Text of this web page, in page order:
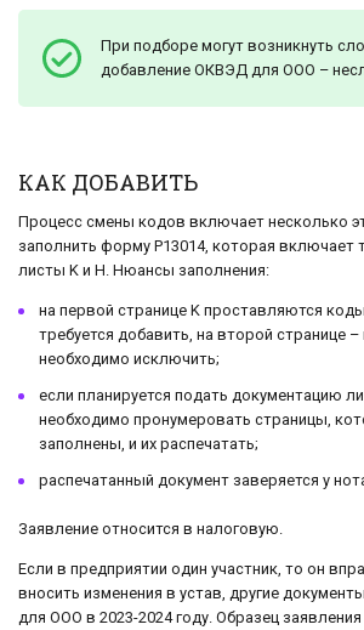
При подборе могут возникнуть
добавление ОКВЭД для ООО –
КАК ДОБАВИТЬ
Процесс смены кодов включает несколько
заполнить форму Р13014, которая включает
листы K и H. Нюансы заполнения:
на первой странице K проставляются
требуется добавить, на второй странице
необходимо исключить;
если планируется подать документацию
необходимо пронумеровать страницы,
заполнены, и их распечатать;
распечатанный документ заверяется у
Заявление относится в налоговую.
Если в предприятии один участник, то он
вносить изменения в устав, другие
для ООО в 2023-2024 году. Образец